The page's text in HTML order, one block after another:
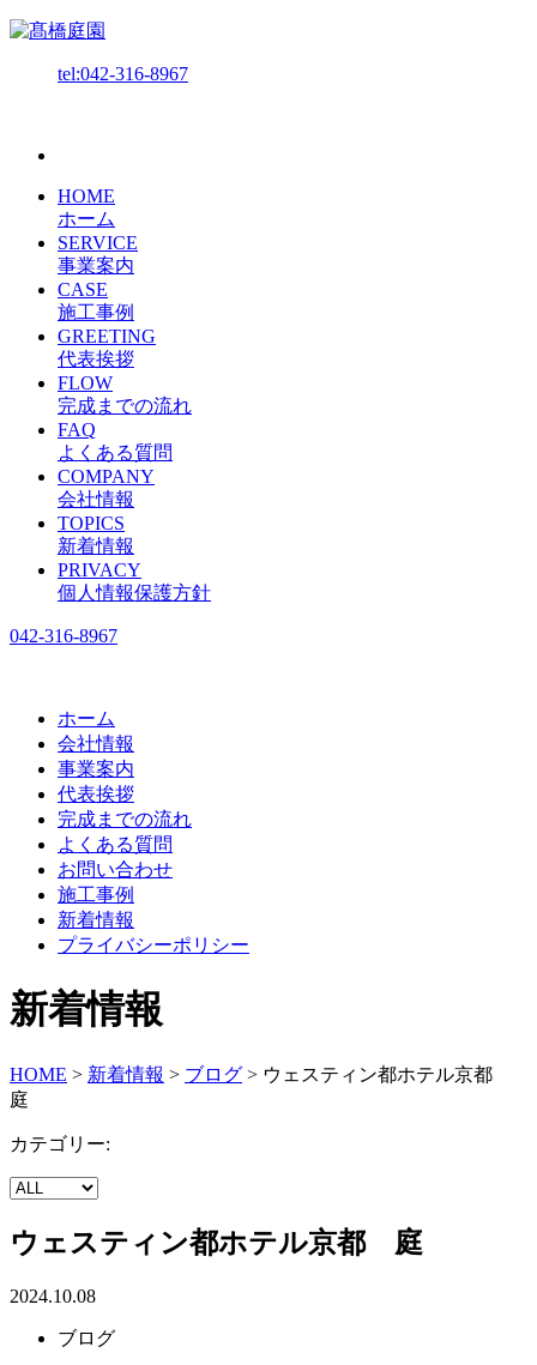
tel:042-316-8967
HOME
ホーム
SERVICE
事業案内
CASE
施工事例
GREETING
代表挨拶
FLOW
完成までの流れ
FAQ
よくある質問
COMPANY
会社情報
TOPICS
新着情報
PRIVACY
個人情報保護方針
042-316-8967
ホーム
会社情報
事業案内
代表挨拶
完成までの流れ
よくある質問
お問い合わせ
施工事例
新着情報
プライバシーポリシー
新着情報
HOME > 新着情報 > ブログ > ウェスティン都ホテル京都
庭
カテゴリー:
ウェスティン都ホテル京都 庭
2024.10.08
ブログ